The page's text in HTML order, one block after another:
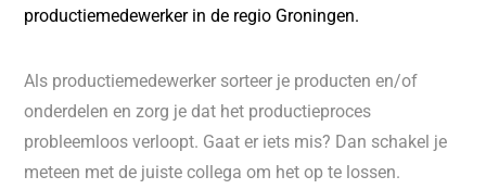
productiemedewerker in de regio Groningen.
Als productiemedewerker sorteer je producten en/of
onderdelen en zorg je dat het productieproces
probleemloos verloopt. Gaat er iets mis? Dan schakel je
meteen met de juiste collega om het op te lossen.